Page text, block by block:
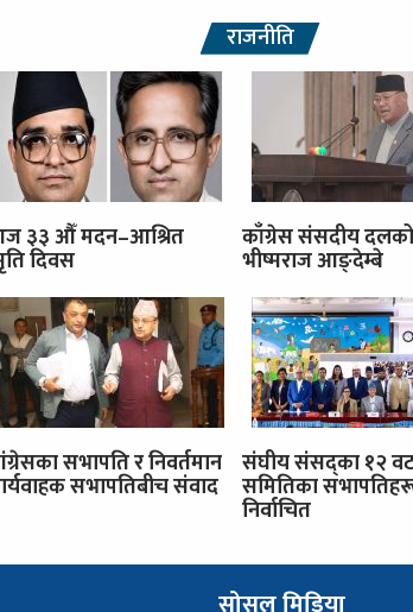
राजनीति
३३ औँ मदन–आश्रित
दिवस
काँग्रेस संसदीय
भीष्मराज आङ्देम्बे
सभापति र निवर्तमान
सभापतिबीच संवाद
संघीय संसद्का १२
समितिका
निर्वाचित